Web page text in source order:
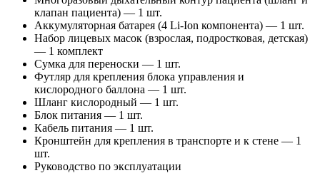
клапан пациента) — 1 шт.
Аккумуляторная батарея (4 Li-Ion компонента) — 1 шт.
Набор лицевых масок (взрослая, подростковая, детская)
— 1 комплект
Сумка для переноски — 1 шт.
Футляр для крепления блока управления и
кислородного баллона — 1 шт.
Шланг кислородный — 1 шт.
Блок питания — 1 шт.
Кабель питания — 1 шт.
Кронштейн для крепления в транспорте и к стене — 1
шт.
Руководство по эксплуатации